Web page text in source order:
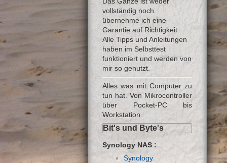
vollständig noch
übernehme ich eine
Garantie auf Richtigkeit.
Alle Tipps und Anleitungen
haben im Selbsttest
funktioniert und werden von
mir so genutzt.
Alles was mit Computer zu
tun hat. Von Mikrocontroller
über Pocket-PC bis
Workstation
Bit's und Byte's
Synology NAS :
Synology